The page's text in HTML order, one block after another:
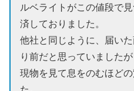
ルベライトがこの値段で
済しておりました。
他社と同じように、届い
り前だと思っていましたが
現物を見て息をのむほど